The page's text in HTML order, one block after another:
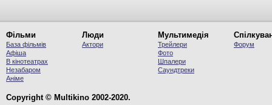
Фільми
База фільмів
Афіша
В кінотеатрах
Незабаром
Аніме
Люди
Актори
Мультимедія
Трейлери
Фото
Шпалери
Саундтреки
Форум
Copyright © Multikino 2002-2020.